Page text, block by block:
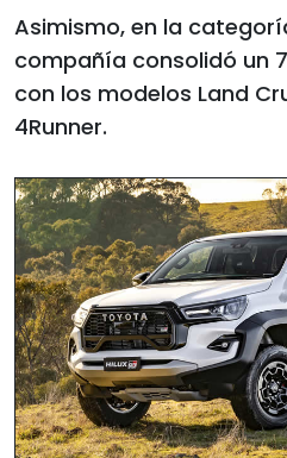
Asimismo, en la
compañía consolidó un
con los modelos Land
4Runner.